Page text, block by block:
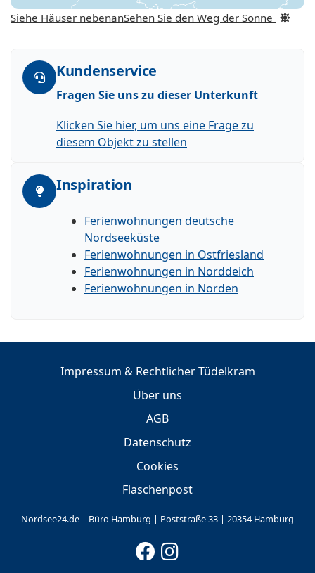
Siehe Häuser nebenanSehen Sie den Weg der Sonne
Kundenservice
Fragen Sie uns zu dieser Unterkunft
Klicken Sie hier, um uns eine Frage zu
diesem Objekt zu stellen
Inspiration
Ferienwohnungen deutsche
Nordseeküste
Ferienwohnungen in Ostfriesland
Ferienwohnungen in Norddeich
Ferienwohnungen in Norden
Impressum & Rechtlicher Tüdelkram
Über uns
AGB
Datenschutz
Cookies
Flaschenpost
Nordsee24.de | Büro Hamburg | Poststraße 33 | 20354 Hamburg